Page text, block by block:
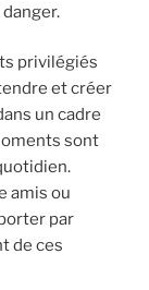
privilégiés
et créer
un cadre
sont
amis ou
par
de ces